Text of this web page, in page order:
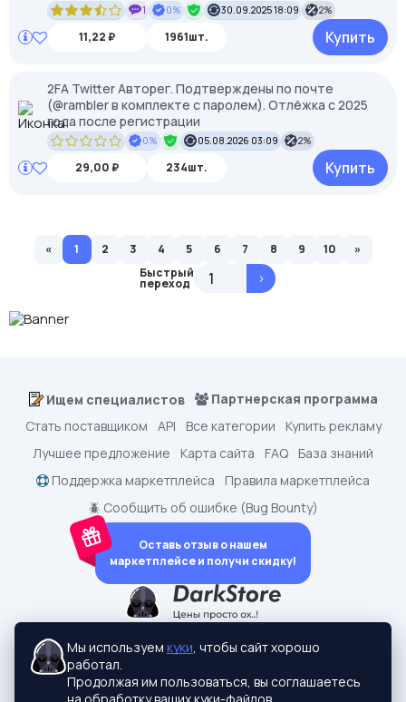
1 0% 30.09.2025 18:09 2%
11,22 ₽ 1961шт. Купить
2FA Twitter Авторег. Подтверждены по почте
(@rambler в комплекте с паролем). Отлёжка с 2025
года после регистрации
0% 05.08.2026 03:09 2%
29,00 ₽ 234шт. Купить
« 1 2 3 4 5 6 7 8 9 10
»
Быстрый
переход >
dark.shopping - Маркетплейс аккаунтов
2015-2026 © dark.shopping
Актуальные адреса:
Ищем специалистов
Партнерская программа
Стать поставщиком
API Все категории
Купить рекламу
Лучшее предложение
Карта сайта FAQ
База знаний
Поддержка маркетплейса
Правила маркетплейса
🪲 Сообщить об ошибке (Bug Bounty)
Оставь отзыв о нашем
маркетплейсе и получи скидку!
Мы используем куки, чтобы сайт хорошо
работал.
Продолжая им пользоваться, вы соглашаетесь